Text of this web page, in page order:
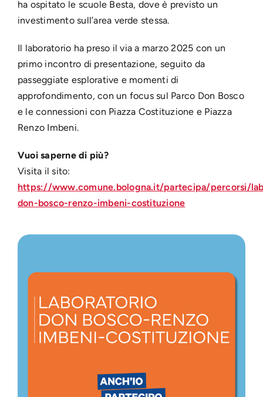
ha ospitato le scuole Besta, dove è previsto un
investimento sull’area verde stessa.
Il laboratorio ha preso il via a marzo 2025 con un
primo incontro di presentazione, seguito da
passeggiate esplorative e momenti di
approfondimento, con un focus sul Parco Don Bosco
e le connessioni con Piazza Costituzione e Piazza
Renzo Imbeni.
Vuoi saperne di più?
Visita il sito:
https://www.comune.bologna.it/partecipa/percorsi/
don-bosco-renzo-imbeni-costituzione